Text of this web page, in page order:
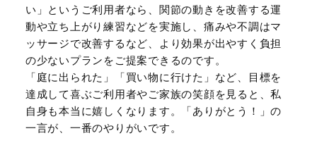
い」というご利用者なら、関節の動きを改善する運
動や立ち上がり練習などを実施し、痛みや不調はマ
ッサージで改善するなど、より効果が出やすく負担
の少ないプランをご提案できるのです。
「庭に出られた」「買い物に行けた」など、目標を
達成して喜ぶご利用者やご家族の笑顔を見ると、私
自身も本当に嬉しくなります。「ありがとう！」の
一言が、一番のやりがいです。